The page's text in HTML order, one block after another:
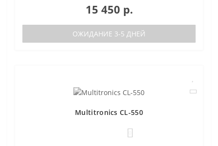
15 450 р.
ОЖИДАНИЕ 3-5 ДНЕЙ
Multitronics CL-550